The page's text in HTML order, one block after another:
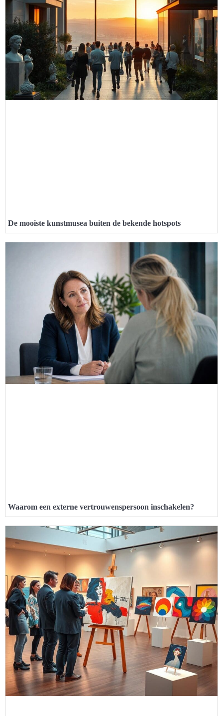
De mooiste kunstmusea buiten de bekende hotspots
Waarom een externe vertrouwenspersoon inschakelen?